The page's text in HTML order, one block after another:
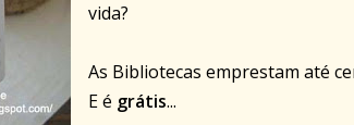
vida?
As Bibliotecas emprestam até
E é grátis...